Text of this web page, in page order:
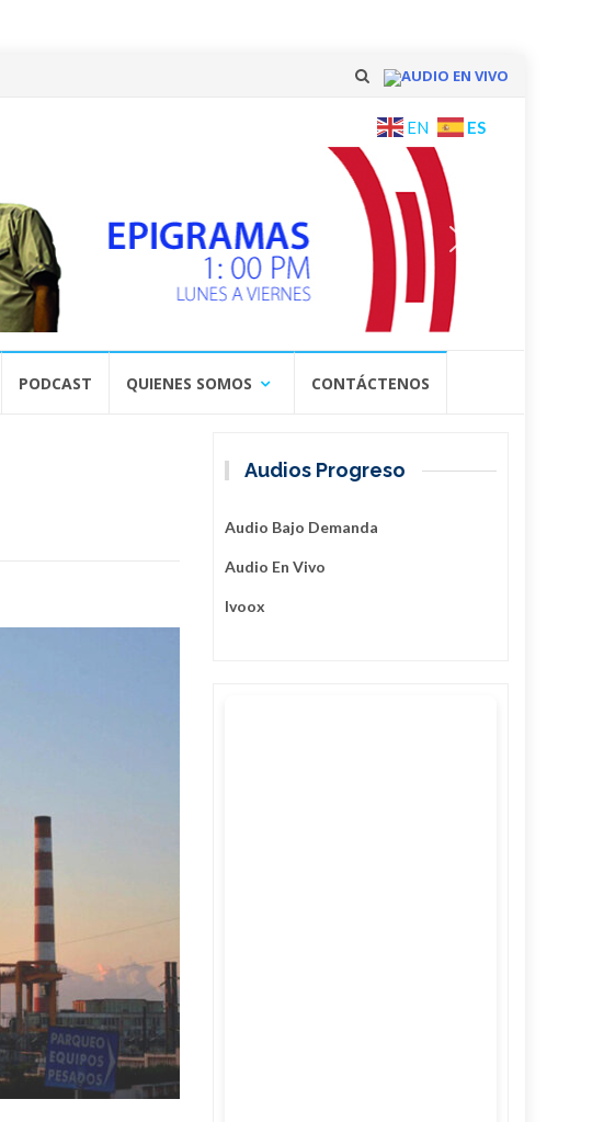
AUDIO EN VIVO
Skip
content
EN ES
PODCAST QUIENES SOMOS CONTÁCTENOS
Audios Progreso
Audio Bajo Demanda
Audio En Vivo
Ivoox